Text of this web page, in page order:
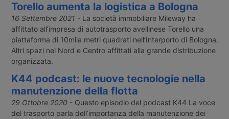
Torello aumenta la logistica a Bologna
16 Settembre 2021 - La società immobiliare Mileway ha
affittato all’impresa di autotrasporto avellinese Torello una
piattaforma di 10mila metri quadrati nell’Interporto di Bologna.
Altri spazi nel Nord e Centro affittati alla grande distribuzione
organizzata.
K44 podcast: le nuove tecnologie nella
manutenzione della flotta
29 Ottobre 2020 - Questo episodio del podcast K44 La voce
del trasporto parla dell’importanza della manutenzione dei